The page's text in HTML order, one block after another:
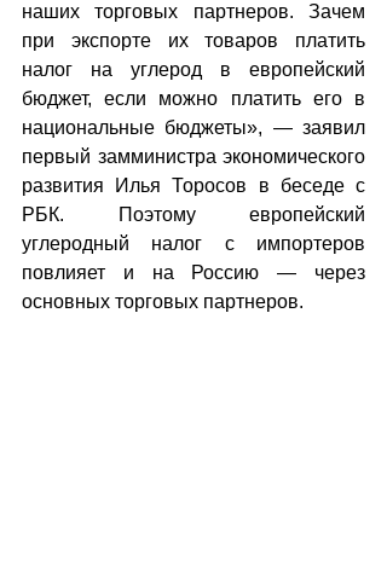
наших торговых партнеров. Зачем
при экспорте их товаров платить
налог на углерод в европейский
бюджет, если можно платить его в
национальные бюджеты», — заявил
первый замминистра экономического
развития Илья Торосов в беседе с
РБК. Поэтому европейский
углеродный налог с импортеров
повлияет и на Россию — через
основных торговых партнеров.